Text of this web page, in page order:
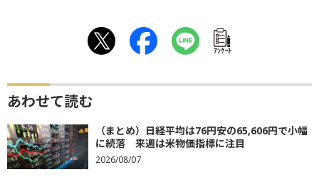
ｱﾝｹｰﾄ
あわせて読む
（まとめ）日経平均は76円安の65,606円で小幅
に続落 来週は米物価指標に注目
2026/08/07